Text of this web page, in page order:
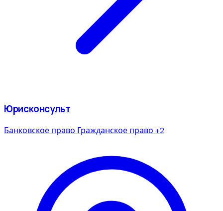
Юрисконсульт
Банковское право Гражданское право +2